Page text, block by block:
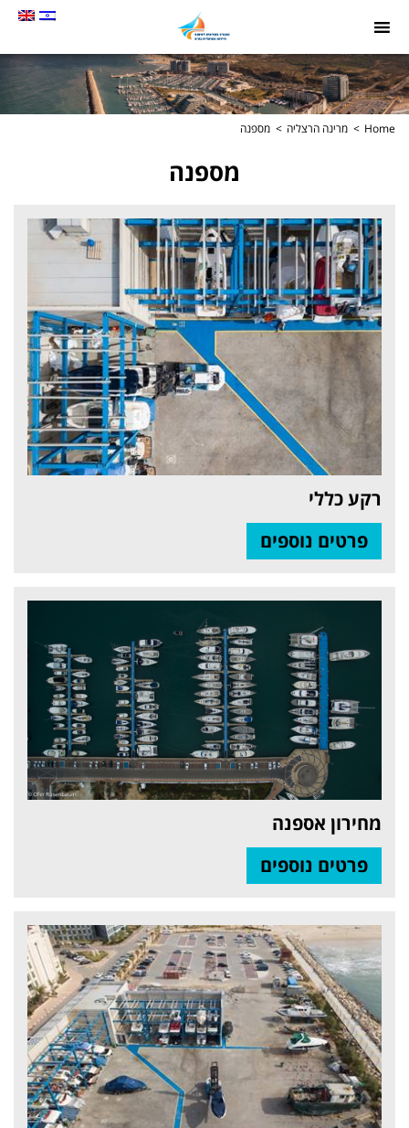
כקישור
לעמוד
הבית
Home מרינה הרצליה מספנה
מספנה
רקע כללי
פרטים נוספים
מחירון אספנה
פרטים נוספים